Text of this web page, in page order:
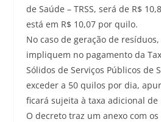
de Saúde – TRSS, será de R$
está em R$ 10,07 por quilo.
No caso de geração de
impliquem no pagamento da
Sólidos de Serviços Públicos de
exceder a 50 quilos por dia,
ficará sujeita à taxa adicional de
O decreto traz um anexo com